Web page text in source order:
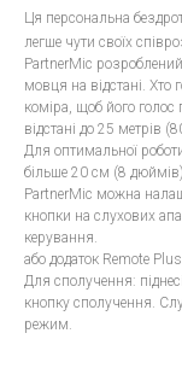
Ця персональна
легше чути своїх
PartnerMic
мовця на відстані. Хто
коміра, щоб його голос
відстані до 25 метрів
Для оптимальної
більше 20 см (8
PartnerMic можна
кнопки на слухових
керування.
або додаток Remote
Для сполучення:
кнопку сполучення.
режим.